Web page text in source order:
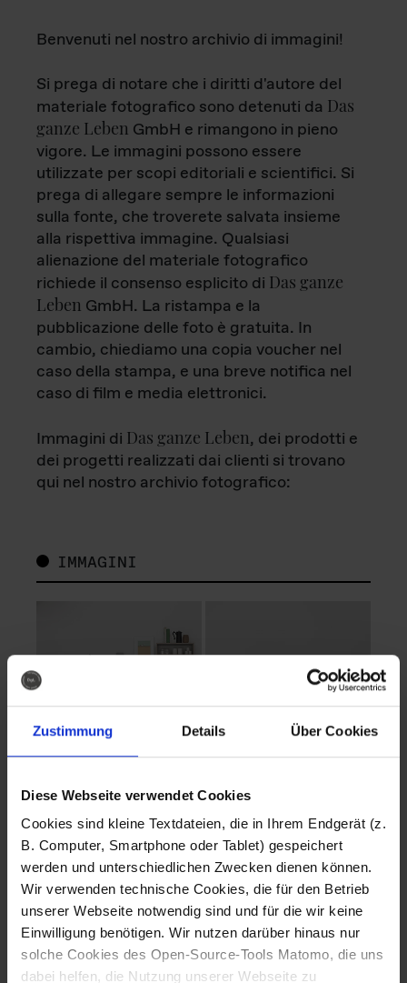
Zustimmung Details Über Cookies
Diese Webseite verwendet Cookies
Cookies sind kleine Textdateien, die in Ihrem Endgerät (z.
B. Computer, Smartphone oder Tablet) gespeichert
werden und unterschiedlichen Zwecken dienen können.
Wir verwenden technische Cookies, die für den Betrieb
unserer Webseite notwendig sind und für die wir keine
Einwilligung benötigen. Wir nutzen darüber hinaus nur
solche Cookies des Open-Source-Tools Matomo, die uns
dabei helfen, die Nutzung unserer Webseite zu
Benvenuti nel nostro archivio di immagini!
Si prega di notare che i diritti d'autore del
materiale fotografico sono detenuti da Das
ganze Leben GmbH e rimangono in pieno
vigore. Le immagini possono essere
utilizzate per scopi editoriali e scientifici. Si
prega di allegare sempre le informazioni
sulla fonte, che troverete salvata insieme
alla rispettiva immagine. Qualsiasi
alienazione del materiale fotografico
richiede il consenso esplicito di Das ganze
Leben GmbH. La ristampa e la
pubblicazione delle foto è gratuita. In
cambio, chiediamo una copia voucher nel
caso della stampa, e una breve notifica nel
caso di film e media elettronici.
Immagini di Das ganze Leben, dei prodotti e
dei progetti realizzati dai clienti si trovano
qui nel nostro archivio fotografico:
IMMAGINI
Fotografo: Lorenz
Sternbach
Download
Fotografo: Lorenz
Sternbach
Download